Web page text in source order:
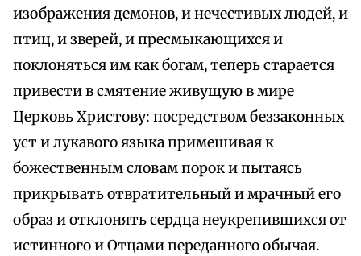
изображения демонов, и нечестивых людей, и
птиц, и зверей, и пресмыкающихся и
поклоняться им как богам, теперь старается
привести в смятение живущую в мире
Церковь Христову: посредством беззаконных
уст и лукавого языка примешивая к
божественным словам порок и пытаясь
прикрывать отвратительный и мрачный его
образ и отклонять сердца неукрепившихся от
истинного и Отцами переданного обычая.